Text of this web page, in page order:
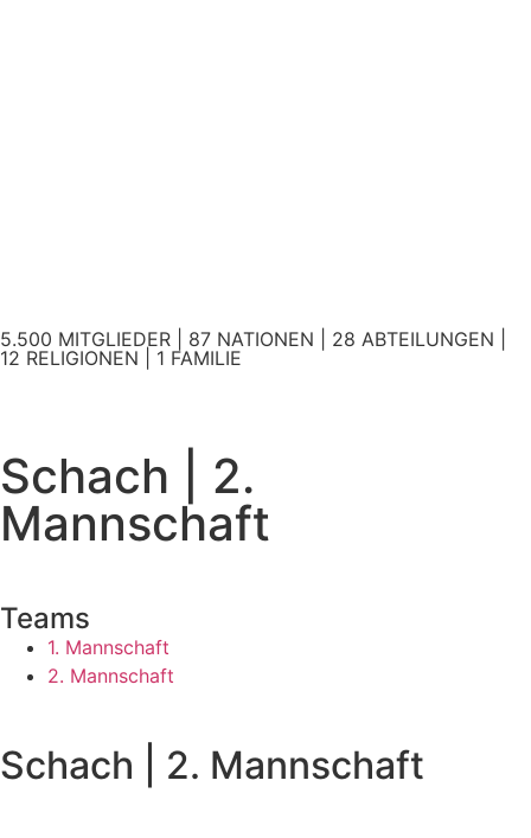
5.500 MITGLIEDER | 87 NATIONEN | 28 ABTEILUNGEN |
12 RELIGIONEN | 1 FAMILIE
Schach | 2.
Mannschaft
Teams
1. Mannschaft
2. Mannschaft
Schach | 2. Mannschaft